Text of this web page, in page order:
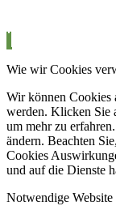
Wie wir Cookies
Wir können Cookies
werden. Klicken Sie
um mehr zu
ändern. Beachten
Cookies
und auf die Dienste
Notwendige Website